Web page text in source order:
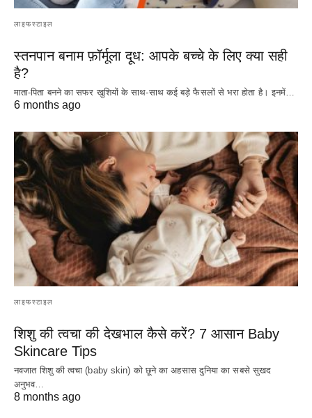
लाइफस्टाइल
स्तनपान बनाम फ़ॉर्मूला दूध: आपके बच्चे के लिए क्या सही
है?
माता-पिता बनने का सफर खुशियों के साथ-साथ कई बड़े फैसलों से भरा होता है। इनमें…
6 months ago
लाइफस्टाइल
शिशु की त्वचा की देखभाल कैसे करें? 7 आसान Baby
Skincare Tips
नवजात शिशु की त्वचा (baby skin) को छूने का अहसास दुनिया का सबसे सुखद
अनुभव…
8 months ago